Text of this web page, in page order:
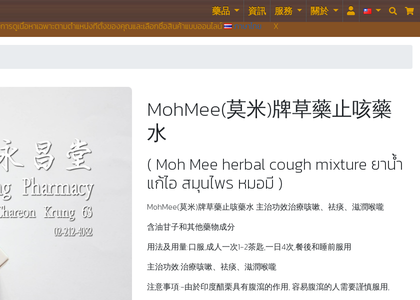
ารดูเนื้อหาเฉพาะตามตำแหน่งที่ตั้งของคุณและเลือกซื้อสินค้าแบบออนไลน์ ภาษาไทย X
藥品 資訊 服務 關於  
MohMee(莫米)牌草藥止咳藥
水
( Moh Mee herbal cough mixture ยาน้ำ
แก้ไอ สมุนไพร หมอมี )
MohMee(莫米)牌草藥止咳藥水 主治功效治療咳嗽、祛痰、滋潤喉嚨
含油甘子和其他藥物成分
用法及用量:口服,成人一次1-2茶匙,一日4次,餐後和睡前服用
主治功效:治療咳嗽、祛痰、滋潤喉嚨
注意事項:-由於印度醋栗具有腹瀉的作用, 容易腹瀉的人需要謹慎服用,